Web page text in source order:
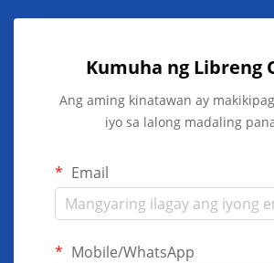
Kumuha ng Libreng
Ang aming kinatawan ay
iyo sa lalong madaling
Email
Mobile/WhatsApp